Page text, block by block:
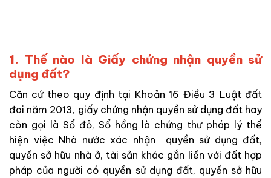
1. Thế nào là Giấy chứng nhận quyền sử
dụng đất?
Căn cứ theo quy định tại Khoản 16 Điều 3 Luật đất
đai năm 2013, giấy chứng nhận quyền sử dụng đất hay
còn gọi là Sổ đỏ, Sổ hồng là chứng thư pháp lý thể
hiện việc Nhà nước xác nhận
quyền sử dụng đất,
quyền sở hữu nhà ở, tài sản khác gắn liền với đất hợp
pháp của người có quyền sử dụng đất, quyền sở hữu